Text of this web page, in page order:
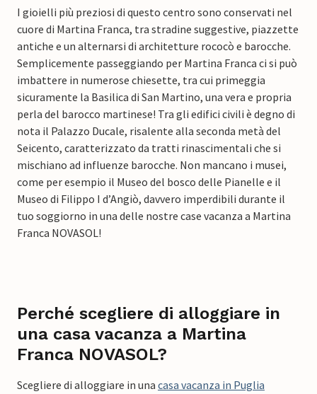
I gioielli più preziosi di questo centro sono conservati nel
cuore di Martina Franca, tra stradine suggestive, piazzette
antiche e un alternarsi di architetture rococò e barocche.
Semplicemente passeggiando per Martina Franca ci si può
imbattere in numerose chiesette, tra cui primeggia
sicuramente la Basilica di San Martino, una vera e propria
perla del barocco martinese! Tra gli edifici civili è degno di
nota il Palazzo Ducale, risalente alla seconda metà del
Seicento, caratterizzato da tratti rinascimentali che si
mischiano ad influenze barocche. Non mancano i musei,
come per esempio il Museo del bosco delle Pianelle e il
Museo di Filippo I d’Angiò, davvero imperdibili durante il
tuo soggiorno in una delle nostre case vacanza a Martina
Franca NOVASOL!
Perché scegliere di alloggiare in
una casa vacanza a Martina
Franca NOVASOL?
Scegliere di alloggiare in una casa vacanza in Puglia